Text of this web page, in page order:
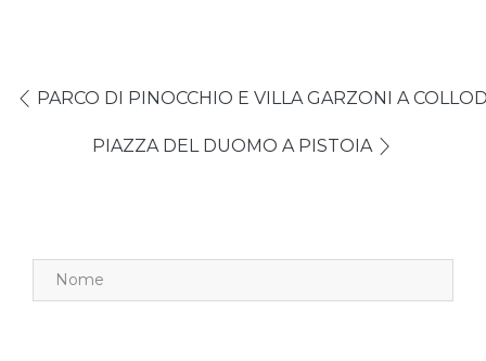
PARCO DI PINOCCHIO E VILLA GARZONI A
PIAZZA DEL DUOMO A PISTOIA